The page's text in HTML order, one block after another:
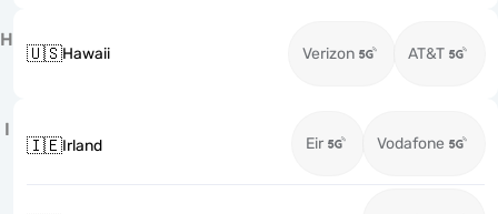
H
🇺🇸Hawaii Verizon AT&T
I
🇮🇪Irland Eir Vodafone